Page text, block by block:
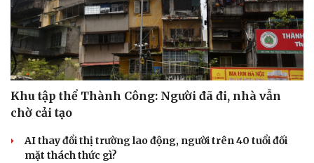
Khu tập thể Thành Công: Người đã đi, nhà vẫn
chờ cải tạo
AI thay đổi thị trường lao động, người trên 40 tuổi đối
mặt thách thức gì?